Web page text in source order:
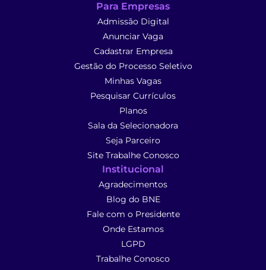
Para Empresas
Admissão Digital
Anunciar Vaga
Cadastrar Empresa
Gestão do Processo Seletivo
Minhas Vagas
Pesquisar Currículos
Planos
Sala da Selecionadora
Seja Parceiro
Site Trabalhe Conosco
Institucional
Agradecimentos
Blog do BNE
Fale com o Presidente
Onde Estamos
LGPD
Trabalhe Conosco